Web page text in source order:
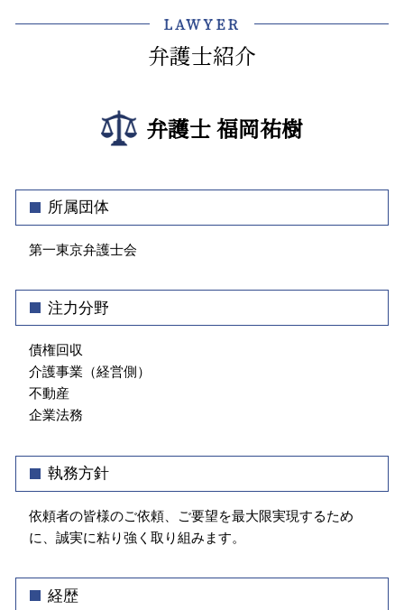
介護事故 隠蔽
親 土地 相続
借地 借家法 立ち退き
土地 購入 契約書
テナント 立ち退き
建物 賃貸借契約書 事業用
家賃 滞納 立ち退き
会社の顧問弁護士 個人的な相談
企業 コンプライアンス 違反
予防 法務
東京都 企業法務 弁護士
契約書 作成
秘密保持 契約書
クレーム 対応 電話
債権回収 弁護士 相談 千代田区
企業法務 弁護士 相談 牛込神楽坂
不動産トラブル 中央区
債権回収 中央区
顧問弁護士 弁護士 相談 新宿区
介護事業トラブル 弁護士 相談 飯田橋
企業法務 弁護士 相談 千代田区
企業法務 中央区
顧問弁護士 弁護士 相談 千代田区
介護事業トラブル 弁護士 相談 千代田区
LAWYER
弁護士紹介
弁護士 福岡祐樹
所属団体
第一東京弁護士会
注力分野
債権回収
介護事業（経営側）
不動産
企業法務
執務方針
依頼者の皆様のご依頼、ご要望を最大限実現するため
に、誠実に粘り強く取り組みます。
経歴